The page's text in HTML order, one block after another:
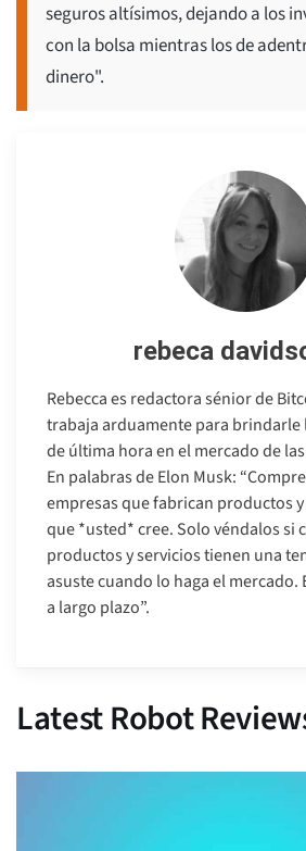
seguros altísimos, dejando a los
con la bolsa mientras los de
dinero".
rebeca
Rebecca es redactora sénior de
trabaja arduamente para brindarle
de última hora en el mercado de
En palabras de Elon Musk:
empresas que fabrican productos
que *usted* cree. Solo véndalos si
productos y servicios tienen una
asuste cuando lo haga el mercado.
a largo plazo”.
Latest Robot